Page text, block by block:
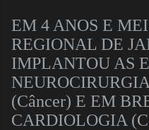
EM 4 ANOS E
REGIONAL DE
IMPLANTOU AS
(Câncer) E EM
CARDIOLOGIA